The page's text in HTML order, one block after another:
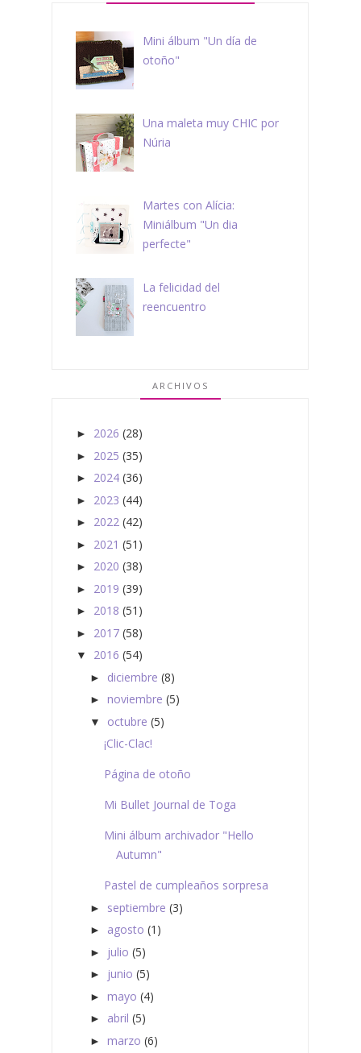
Mini álbum "Un día de
otoño"
Una maleta muy CHIC por
Núria
Martes con Alícia:
Miniálbum "Un dia
perfecte"
La felicidad del
reencuentro
ARCHIVOS
► 2026 (28)
► 2025 (35)
► 2024 (36)
► 2023 (44)
► 2022 (42)
► 2021 (51)
► 2020 (38)
► 2019 (39)
► 2018 (51)
► 2017 (58)
▼ 2016 (54)
► diciembre (8)
► noviembre (5)
▼ octubre (5)
¡Clic-Clac!
Página de otoño
Mi Bullet Journal de Toga
Mini álbum archivador "Hello
Autumn"
Pastel de cumpleaños sorpresa
► septiembre (3)
► agosto (1)
► julio (5)
► junio (5)
► mayo (4)
► abril (5)
► marzo (6)